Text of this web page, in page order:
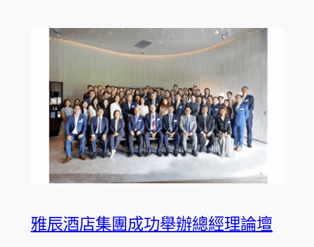
雅辰酒店集團成功舉辦總經理論壇